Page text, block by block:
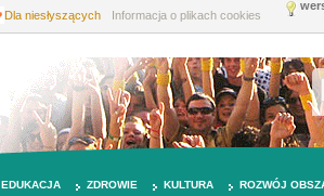
Dla niesłyszących Informacja o plikach cookies
EDUKACJA ZDROWIE KULTURA ROZWÓJ